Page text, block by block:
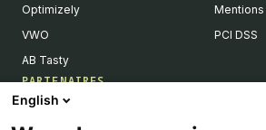
Optimizely
VWO
AB Tasty
PARTENAIRES
Mentions
PCI DSS
English